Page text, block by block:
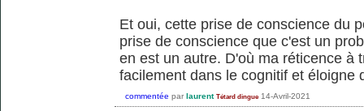
Et oui, cette prise de conscience du
prise de conscience que c'est un
en est un autre. D'où ma réticence à
facilement dans le cognitif et éloigne
commentée par laurent Tétard dingue 14-Avril-2021